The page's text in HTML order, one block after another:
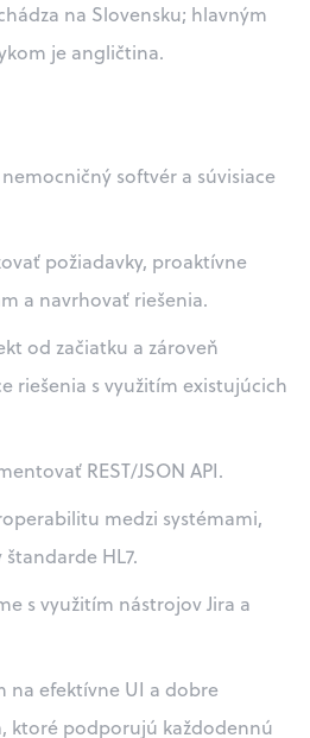
na Slovensku; hlavným
je angličtina.
softvér a súvisiace
požiadavky, proaktívne
a navrhovať riešenia.
od začiatku a zároveň
riešenia s využitím existujúcich
REST/JSON API.
medzi systémami,
HL7.
s využitím nástrojov Jira a
na efektívne UI a dobre
ktoré podporujú každodennú